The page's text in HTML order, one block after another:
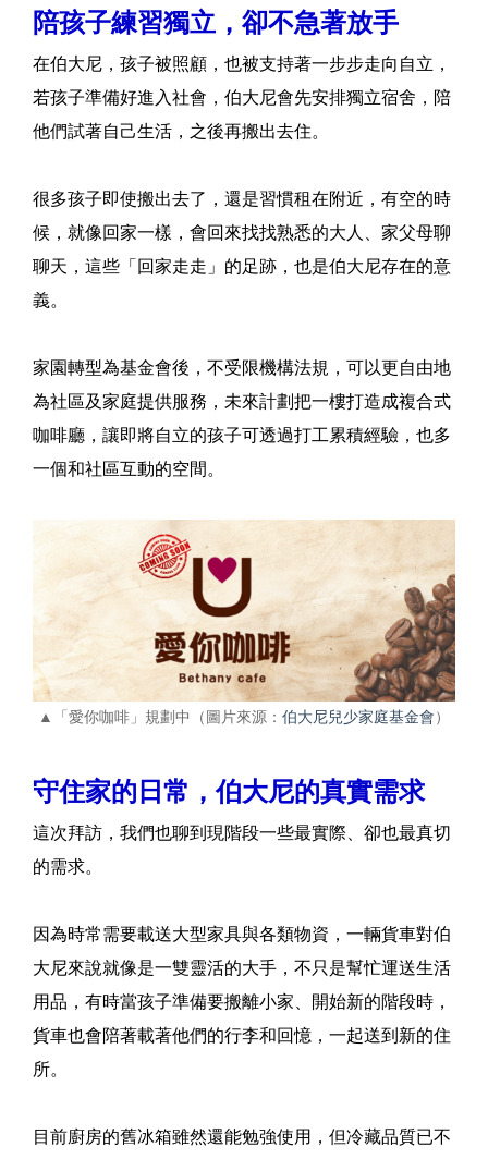
陪孩子練習獨立，卻不急著放手
在伯大尼，孩子被照顧，也被支持著一步步走向自立，
若孩子準備好進入社會，伯大尼會先安排獨立宿舍，陪
他們試著自己生活，之後再搬出去住。
很多孩子即使搬出去了，還是習慣租在附近，有空的時
候，就像回家一樣，會回來找找熟悉的大人、家父母聊
聊天，這些「回家走走」的足跡，也是伯大尼存在的意
義。
家園轉型為基金會後，不受限機構法規，可以更自由地
為社區及家庭提供服務，未來計劃把一樓打造成複合式
咖啡廳，讓即將自立的孩子可透過打工累積經驗，也多
一個和社區互動的空間。
▲「愛你咖啡」規劃中（圖片來源： 伯大尼兒少家庭基金會 ）
守住家的日常，伯大尼的真實需求
這次拜訪，我們也聊到現階段一些最實際、卻也最真切
的需求。
因為時常需要載送大型家具與各類物資，一輛貨車對伯
大尼來說就像是一雙靈活的大手，不只是幫忙運送生活
用品，有時當孩子準備要搬離小家、開始新的階段時，
貨車也會陪著載著他們的行李和回憶，一起送到新的住
所。
目前廚房的舊冰箱雖然還能勉強使用，但冷藏品質已不